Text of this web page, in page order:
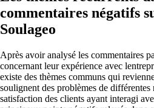
commentaires négatifs
Soulageo
Après avoir analysé les commentaires
concernant leur expérience avec
existe des thèmes communs qui
soulignent des problèmes de différentes
satisfaction des clients ayant interagi